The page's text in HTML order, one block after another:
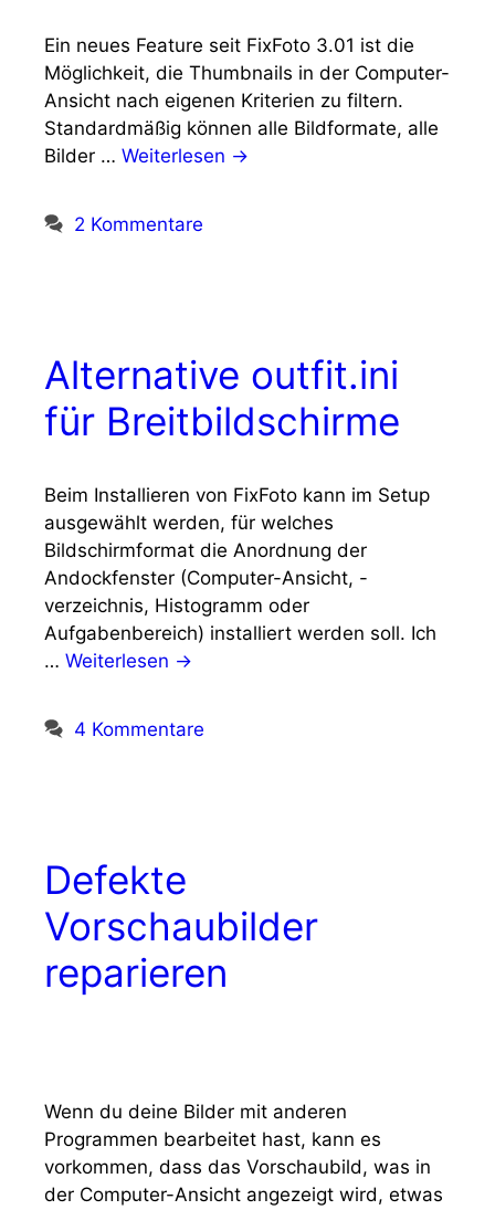
Ein neues Feature seit FixFoto 3.01 ist die
Möglichkeit, die Thumbnails in der Computer-
Ansicht nach eigenen Kriterien zu filtern.
Standardmäßig können alle Bildformate, alle
Bilder … Weiterlesen →
2 Kommentare
Alternative outfit.ini
für Breitbildschirme
Beim Installieren von FixFoto kann im Setup
ausgewählt werden, für welches
Bildschirmformat die Anordnung der
Andockfenster (Computer-Ansicht, -
verzeichnis, Histogramm oder
Aufgabenbereich) installiert werden soll. Ich
… Weiterlesen →
4 Kommentare
Defekte
Vorschaubilder
reparieren
Wenn du deine Bilder mit anderen
Programmen bearbeitet hast, kann es
vorkommen, dass das Vorschaubild, was in
der Computer-Ansicht angezeigt wird, etwas